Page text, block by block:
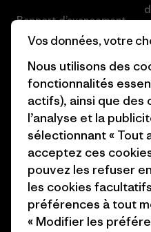
Rapport d’avancement
Business Unusual
Objectifs climatiques
1% For The Planet
Comment nous finançons
Cartes cadeaux
Nos magasins
Vos données, votre
Nous utilisons des
fonctionnalités
actifs), ainsi que
l’analyse et la
sélectionnant « Tout
acceptez ces
pouvez les refuser
les cookies
préférences à tout
« Modifier les